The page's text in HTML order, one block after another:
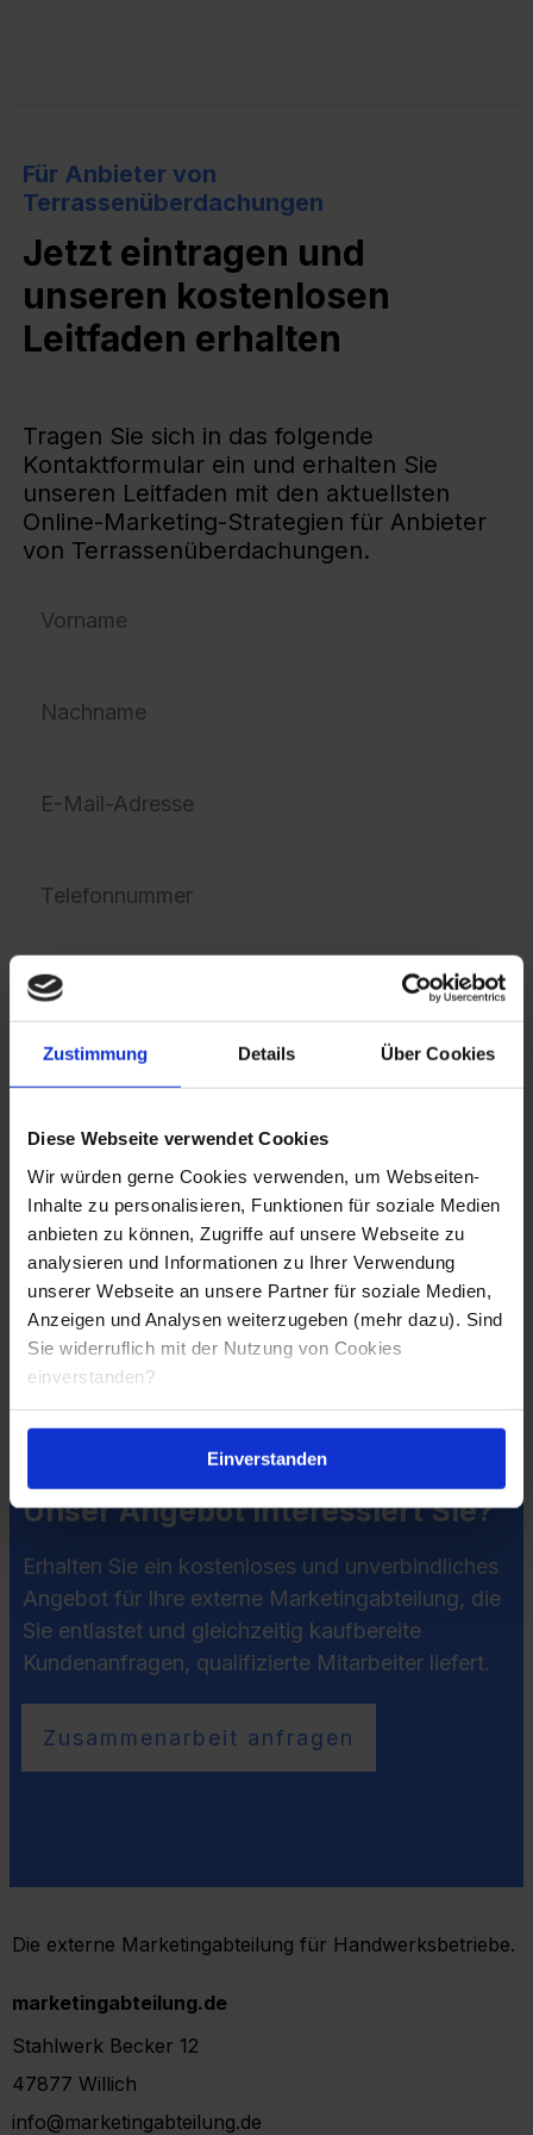
Zustimmung Details Über Cookies
Diese Webseite verwendet Cookies
Wir würden gerne Cookies verwenden, um Webseiten-
Inhalte zu personalisieren, Funktionen für soziale Medien
anbieten zu können, Zugriffe auf unsere Webseite zu
analysieren und Informationen zu Ihrer Verwendung
unserer Webseite an unsere Partner für soziale Medien,
Anzeigen und Analysen weiterzugeben (mehr dazu). Sind
Sie widerruflich mit der Nutzung von Cookies
einverstanden?
Einverstanden
Für Anbieter von
Terrassenüberdachungen
Jetzt eintragen und
unseren kostenlosen
Leitfaden erhalten
Tragen Sie sich in das folgende
Kontaktformular ein und erhalten Sie
unseren Leitfaden mit den aktuellsten
Online-Marketing-Strategien für Anbieter
von Terrassenüberdachungen.
Über 50 zufriedene Partnerbetriebe:
Unser Angebot interessiert Sie?
Erhalten Sie ein kostenloses und unverbindliches
Angebot für Ihre externe Marketingabteilung, die
Sie entlastet und gleichzeitig kaufbereite
Kundenanfragen, qualifizierte Mitarbeiter liefert.
Zusammenarbeit anfragen
Die externe Marketingabteilung für Handwerksbetriebe.
marketingabteilung.de
Stahlwerk Becker 12
47877 Willich
info@marketingabteilung.de